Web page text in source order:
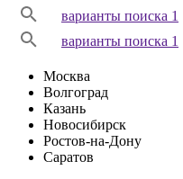
варианты поиска 1
варианты поиска 1
Москва
Волгоград
Казань
Новосибирск
Ростов-на-Дону
Саратов